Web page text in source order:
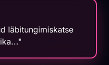
läbitungimiskatse